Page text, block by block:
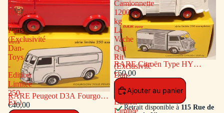
Tôlé
Pompiers
de
Paris
(Exclusivité
Dan-
Toys
-
Edition
Limitée
250
Ex.)
RARE Peugeot D3A Fourgon
Tôlé Pompiers de Paris
€40,00
Camionnette
1200
kg
La
Vache
Qui
Rit
(Exclusivité
Dan-
Toys
-
Edition
Limitée
RARE Citroën Type HY
Camionnette 1200 kg La Vache
Qui Rit (Exclusivité Dan-Toys -
Edition Limitée 250 Ex.)
€50,00
Ajouter au panier
Retrait disponible à 115 Rue de